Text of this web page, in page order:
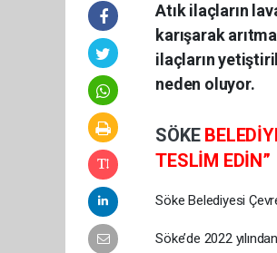
Atık ilaçların
karışarak
ilaçların
neden oluyor.
SÖKE
TESLİM EDİN”
Söke Belediyesi
Söke’de 2022